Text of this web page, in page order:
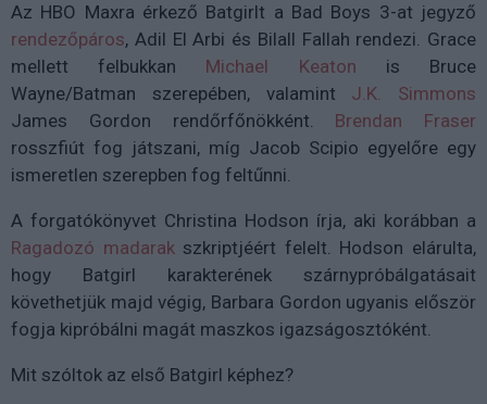
Az HBO Maxra érkező Batgirlt a Bad Boys 3-at jegyző
rendezőpáros, Adil El Arbi és Bilall Fallah rendezi. Grace
mellett felbukkan Michael Keaton is Bruce
Wayne/Batman szerepében, valamint J.K. Simmons
James Gordon rendőrfőnökként. Brendan Fraser
rosszfiút fog játszani, míg Jacob Scipio egyelőre egy
ismeretlen szerepben fog feltűnni.
A forgatókönyvet Christina Hodson írja, aki korábban a
Ragadozó madarakszkriptjéért felelt. Hodson elárulta,
hogy Batgirl karakterének szárnypróbálgatásait
követhetjük majd végig, Barbara Gordon ugyanis először
fogja kipróbálni magát maszkos igazságosztóként.
Mit szóltok az első Batgirl képhez?